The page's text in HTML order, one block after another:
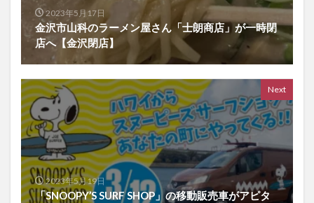
2023年5月17日
金沢市山科のラーメン屋さん「士朗商店」が一時閉
店へ【金沢閉店】
Next
2023年5月19日
「SNOOPY’S SURF SHOP」の移動販売車がアピタ